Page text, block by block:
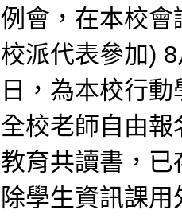
例會，在本校
校派代表參加)
日，為本校行
全校老師自由
教育共讀書，
除學生資訊課